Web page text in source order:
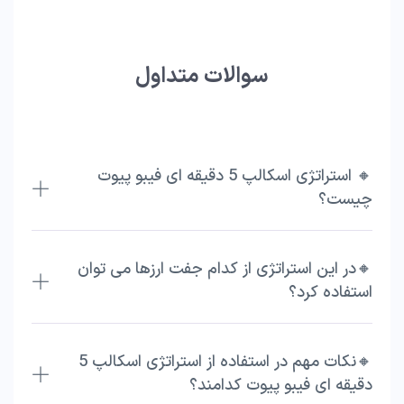
سوالات متداول
🔸 استراتژی اسکالپ 5 دقیقه ای فیبو پیوت
چیست؟
🔸در این استراتژی از کدام جفت ارزها می توان
استفاده کرد؟
🔸نکات مهم در استفاده از استراتژی اسکالپ 5
دقیقه ای فیبو پیوت کدامند؟